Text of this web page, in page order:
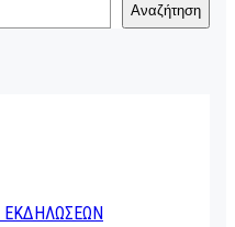
Αναζήτηση
ΕΚΔΗΛΩΣΕΩΝ